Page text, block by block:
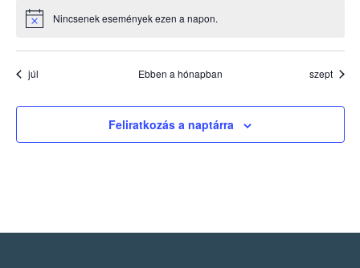
Notice Nincsenek események ezen a napon.
júl Ebben a hónapban szept
Feliratkozás a naptárra